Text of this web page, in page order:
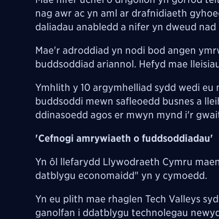
nag awr ac yn aml ar drafnidiaeth
daliadau anabledd a nifer yn dweud
Mae'r adroddiad yn nodi bod angen
buddsoddiad ariannol. Hefyd mae
Ymhlith y 10 argymhelliad sydd wedi
buddsoddi mewn safleoedd busnes a
ddinasoedd agos er mwyn mynd i'r
'Cefnogi amrywiaeth o fuddsoddiadau'
Yn ôl llefarydd Llywodraeth Cymru
datblygu economaidd" yn y cymoedd.
Yn eu plith mae rhaglen Tech Valleys
ganolfan i ddatblygu technolegau